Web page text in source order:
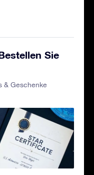
Sie
& Geschenke